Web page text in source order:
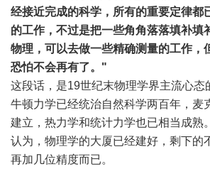
经接近完成的科学，所有的重要定律都
的工作，不过是把一些角角落落填补填
物理，可以去做一些精确测量的工作，
恐怕不会再有了。"
这段话，是19世纪末物理学界主流心态
牛顿力学已经统治自然科学两百年，麦
建立，热力学和统计力学也已相当成熟
认为，物理学的大厦已经建好，剩下的
再加几位精度而已。